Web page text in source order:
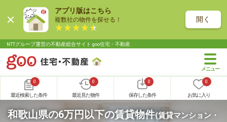
アプリ版はこちら
複数社の物件を探せる！ 開く
NTTグループ運営の不動産総合サイト goo住宅・不動産
0
最近検索した条件
0
最近見た物件
0
保存した条件
0
お気に入り
和歌山県の6万円以下の賃貸物件(賃貸マンション・